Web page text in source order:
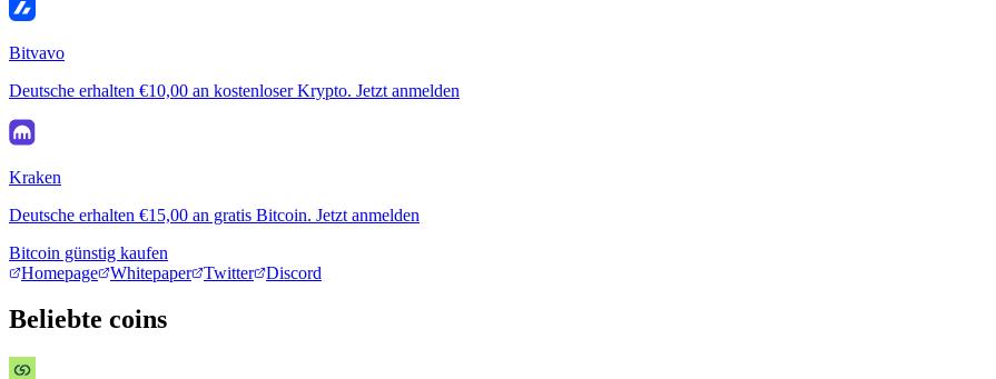
Bitvavo
Deutsche erhalten €10,00 an kostenloser Krypto. Jetzt anmelden
Kraken
Deutsche erhalten €15,00 an gratis Bitcoin. Jetzt anmelden
Bitcoin günstig kaufen
Homepage
Whitepaper Twitter Discord
Beliebte coins